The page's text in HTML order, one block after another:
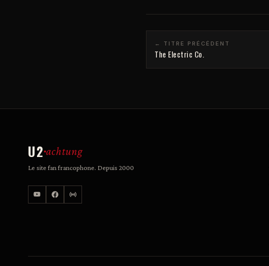
← TITRE PRÉCÉDENT
The Electric Co.
U2 achtung
Le site fan francophone. Depuis 2000